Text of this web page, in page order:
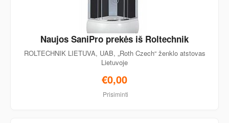
Naujos SaniPro prekės iš Roltechnik
ROLTECHNIK LIETUVA, UAB, „Roth Czech“ ženklo atstovas
Lietuvoje
€0,00
Prisiminti